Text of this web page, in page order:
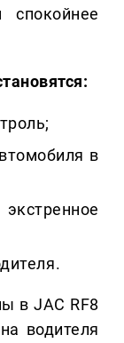
в
в JAC RF8
водителя